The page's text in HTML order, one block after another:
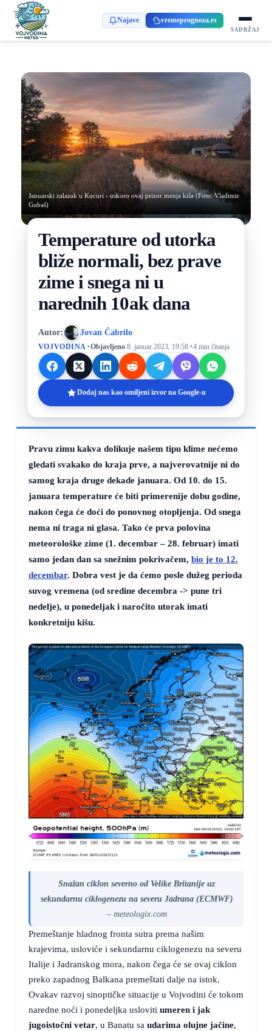
Najave vremeprognoza.rs
SADRŽAJ
Januarski zalazak u Kucuri - uskoro ovaj prizor menja kiša (Foto: Vladimir
Gubaš)
Temperature od utorka
bliže normali, bez prave
zime i snega ni u
narednih 10ak dana
Autor: Jovan Čabrilo
VOJVODINA ·Objavljeno 8. januar 2023, 19:58 ·4 min čitanja
Dodaj nas kao omiljeni izvor na Google-u
Pravu zimu kakva dolikuje našem tipu klime nećemo
gledati svakako do kraja prve, a najverovatnije ni do
samog kraja druge dekade januara. Od 10. do 15.
januara temperature će biti primerenije dobu godine,
nakon čega će doći do ponovnog otopljenja. Od snega
nema ni traga ni glasa. Tako će prva polovina
meteorološke zime (1. decembar – 28. februar) imati
samo jedan dan sa snežnim pokrivačem, bio je to 12.
decembar. Dobra vest je da ćemo posle dužeg perioda
suvog vremena (od sredine decembra -> pune tri
nedelje), u ponedeljak i naročito utorak imati
konkretniju kišu.
Snažan ciklon severno od Velike Britanije uz
sekundarnu ciklogenezu na severu Jadrana (ECMWF)
– meteologix.com
Premeštanje hladnog fronta sutra prema našim
krajevima, usloviće i sekundarnu ciklogenezu na severu
Italije i Jadranskog mora, nakon čega će se ovaj ciklon
preko zapadnog Balkana premeštati dalje na istok.
Ovakav razvoj sinoptičke situacije u Vojvodini će tokom
naredne noći i ponedeljka usloviti umeren i jak
jugoistočni vetar, u Banatu sa udarima olujne jačine,